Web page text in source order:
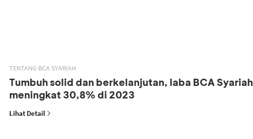
TENTANG BCA SYARIAH
Tumbuh solid dan berkelanjutan, laba BCA Syariah
meningkat 30,8% di 2023
Lihat Detail